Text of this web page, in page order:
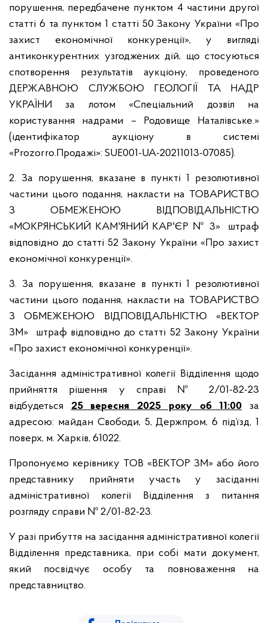
порушення, передбачене пунктом 4 частини другої
статті 6 та пунктом 1 статті 50 Закону України «Про
захист економічної конкуренції», у вигляді
антиконкурентних узгоджених дій, що стосуються
спотворення результатів аукціону, проведеного
ДЕРЖАВНОЮ СЛУЖБОЮ ГЕОЛОГІЇ ТА НАДР
УКРАЇНИ за лотом «Спеціальний дозвіл на
користування надрами – Родовище Наталівське.»
(ідентифікатор аукціону в системі
«Prozorro.Продажі»: SUE001-UA-20211013-07085).
2. За порушення, вказане в пункті 1 резолютивної
частини цього подання, накласти на ТОВАРИСТВО
З ОБМЕЖЕНОЮ ВІДПОВІДАЛЬНІСТЮ
«МОКРЯНСЬКИЙ КАМ'ЯНИЙ КАР'ЄР № 3» штраф
відповідно до статті 52 Закону України «Про захист
економічної конкуренції».
3. За порушення, вказане в пункті 1 резолютивної
частини цього подання, накласти на ТОВАРИСТВО
З ОБМЕЖЕНОЮ ВІДПОВІДАЛЬНІСТЮ «ВЕКТОР
ЗМ» штраф відповідно до статті 52 Закону України
«Про захист економічної конкуренції».
Засідання адміністративної колегії Відділення щодо
прийняття рішення у справі № 2/01-82-23
відбудеться 25 вересня 2025 року об 11:00 за
адресою: майдан Свободи, 5, Держпром, 6 під’їзд, 1
поверх, м. Харків, 61022.
Пропонуємо керівнику ТОВ «ВЕКТОР ЗМ» або його
представнику прийняти участь у засіданні
адміністративної колегії Відділення з питання
розгляду справи № 2/01-82-23.
У разі прибуття на засідання адміністративної колегії
Відділення представника, при собі мати документ,
який посвідчує особу та повноваження на
представництво.